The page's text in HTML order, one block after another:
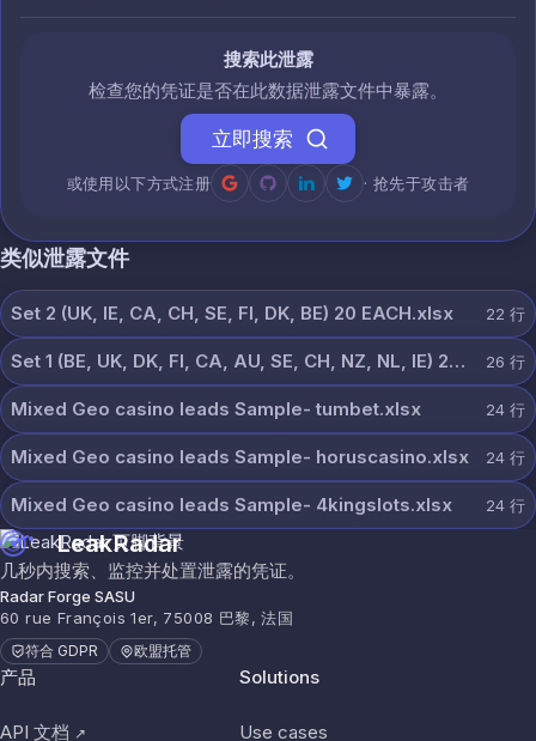
搜索此泄露
检查您的凭证是否在此数据泄露文件中暴露。
立即搜索
或使用以下方式注册 · 抢先于攻击者
类似泄露文件
Set 2 (UK, IE, CA, CH, SE, FI, DK, BE) 20 EACH.xlsx 22 行
Set 1 (BE, UK, DK, FI, CA, AU, SE, CH, NZ, NL, IE) 20 each.xlsx 26 行
Mixed Geo casino leads Sample- tumbet.xlsx 24 行
Mixed Geo casino leads Sample- horuscasino.xlsx 24 行
Mixed Geo casino leads Sample- 4kingslots.xlsx 24 行
LeakRadar
几秒内搜索、监控并处置泄露的凭证。
Radar Forge SASU
60 rue François 1er, 75008 巴黎, 法国
符合 GDPR 欧盟托管
产品
API 文档 ↗
Solutions
Use cases